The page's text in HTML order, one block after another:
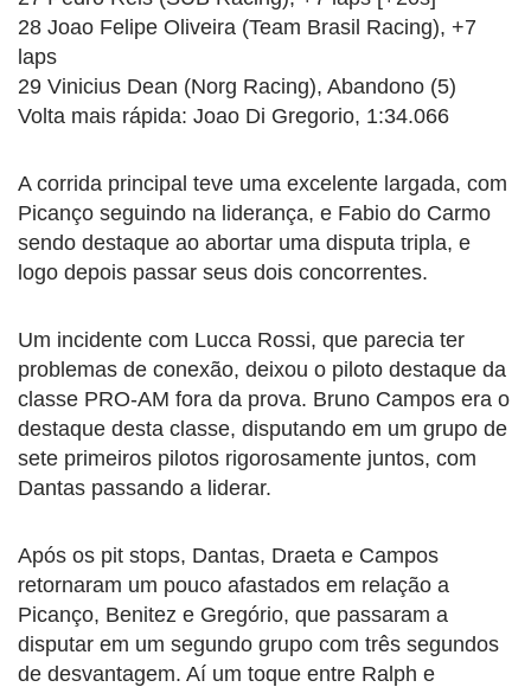
28 Joao Felipe Oliveira (Team Brasil Racing), +7
laps
29 Vinicius Dean (Norg Racing), Abandono (5)
Volta mais rápida: Joao Di Gregorio, 1:34.066
A corrida principal teve uma excelente largada, com
Picanço seguindo na liderança, e Fabio do Carmo
sendo destaque ao abortar uma disputa tripla, e
logo depois passar seus dois concorrentes.
Um incidente com Lucca Rossi, que parecia ter
problemas de conexão, deixou o piloto destaque da
classe PRO-AM fora da prova. Bruno Campos era o
destaque desta classe, disputando em um grupo de
sete primeiros pilotos rigorosamente juntos, com
Dantas passando a liderar.
Após os pit stops, Dantas, Draeta e Campos
retornaram um pouco afastados em relação a
Picanço, Benitez e Gregório, que passaram a
disputar em um segundo grupo com três segundos
de desvantagem. Aí um toque entre Ralph e